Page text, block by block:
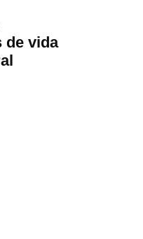
de vida